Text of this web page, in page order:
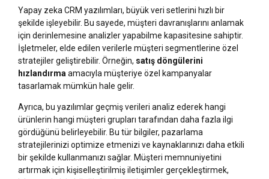
Yapay zeka CRM yazılımları, büyük veri setlerini hızlı bir
şekilde işleyebilir. Bu sayede, müşteri davranışlarını anlamak
için derinlemesine analizler yapabilme kapasitesine sahiptir.
İşletmeler, elde edilen verilerle müşteri segmentlerine özel
stratejiler geliştirebilir. Örneğin, satış döngülerini
hızlandırma amacıyla müşteriye özel kampanyalar
tasarlamak mümkün hale gelir.
Ayrıca, bu yazılımlar geçmiş verileri analiz ederek hangi
ürünlerin hangi müşteri grupları tarafından daha fazla ilgi
gördüğünü belirleyebilir. Bu tür bilgiler, pazarlama
stratejilerinizi optimize etmenizi ve kaynaklarınızı daha etkili
bir şekilde kullanmanızı sağlar. Müşteri memnuniyetini
artırmak için kişiselleştirilmiş iletişimler gerçekleştirmek,